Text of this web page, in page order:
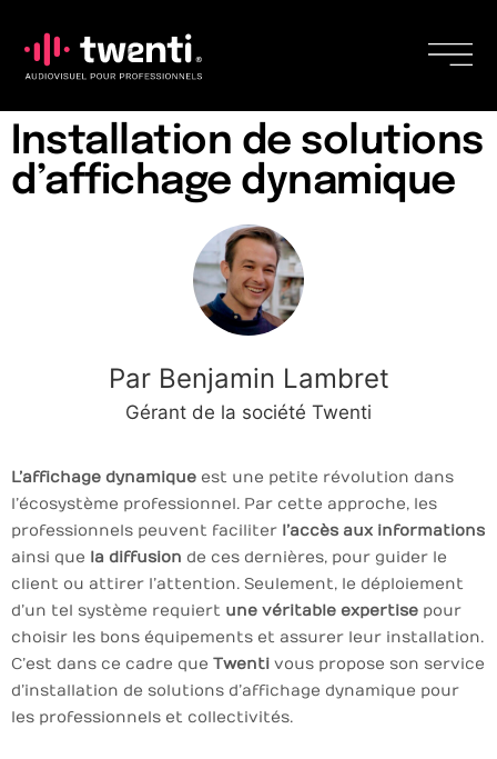
Installation de solutions
d’affichage dynamique
Par Benjamin Lambret
Gérant de la société Twenti
L’affichage dynamique est une petite révolution dans
l’écosystème professionnel. Par cette approche, les
professionnels peuvent faciliter l’accès aux informations
ainsi que la diffusion de ces dernières, pour guider le
client ou attirer l’attention. Seulement, le déploiement
d’un tel système requiert une véritable expertise pour
choisir les bons équipements et assurer leur installation.
C’est dans ce cadre que Twenti vous propose son service
d’installation de solutions d’affichage dynamique pour
les professionnels et collectivités.